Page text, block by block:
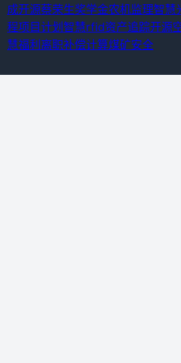
成开源蔡荣生奖学金农机监理智慧
程项目计划 智慧rfid资产追踪开源
慧福利离职补偿计算煤矿安全